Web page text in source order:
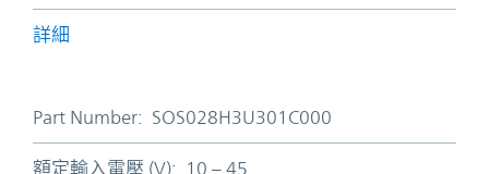
詳細
Part Number: SOS028H3U301C000
額定輸入電壓 (V): 10 – 45